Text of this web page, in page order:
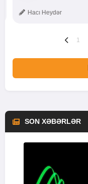
Hacı Heydər
1
SON XƏBƏRLƏR